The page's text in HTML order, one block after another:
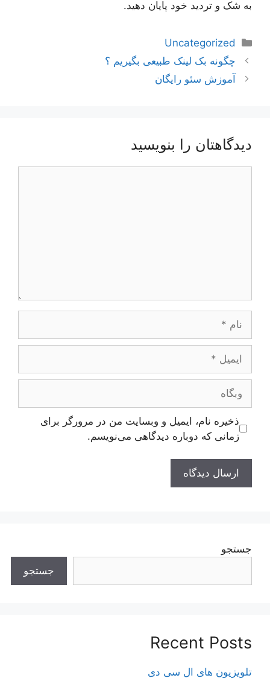
به شک و تردید خود پایان دهید.
دسته‌ها
Uncategorized
ناوبری
نوشته‌ها
چگونه بک لینک طبیعی بگیریم ؟
آموزش سئو رایگان
دیدگاهتان را بنویسید
وبگاه
ذخیره نام، ایمیل و وبسایت من در مرورگر برای
زمانی که دوباره دیدگاهی می‌نویسم.
جستجو
جستجو
Recent Posts
تلویزیون های ال سی دی